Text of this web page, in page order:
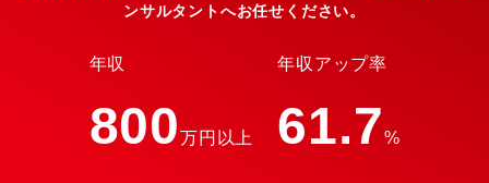
ンサルタントへお任せください。
年収
800万円以上
年収アップ率
61.7%